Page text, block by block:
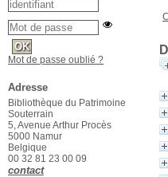
Mot de passe oublié ?
Adresse
Bibliothèque du Patrimoine
Souterrain
5, Avenue Arthur Procès
5000 Namur
Belgique
00 32 81 23 00 09
contact